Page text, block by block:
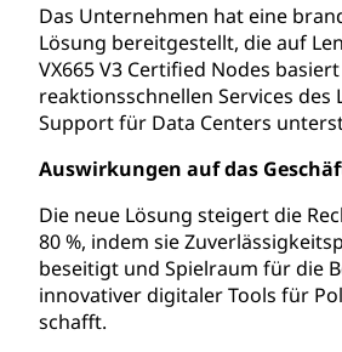
Das Unternehmen hat eine
Lösung bereitgestellt, die auf
VX665 V3 Certified Nodes
reaktionsschnellen Services des
Support für Data Centers
Auswirkungen auf das
Die neue Lösung steigert die
80 %, indem sie
beseitigt und Spielraum für die
innovativer digitaler Tools für
schafft.